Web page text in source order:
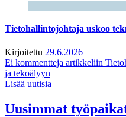
Tietohallintojohtaja uskoo
Kirjoitettu 29.6.2026
Ei kommentteja artikkeliin
ja tekoälyyn
Lisää uutisia
Uusimmat